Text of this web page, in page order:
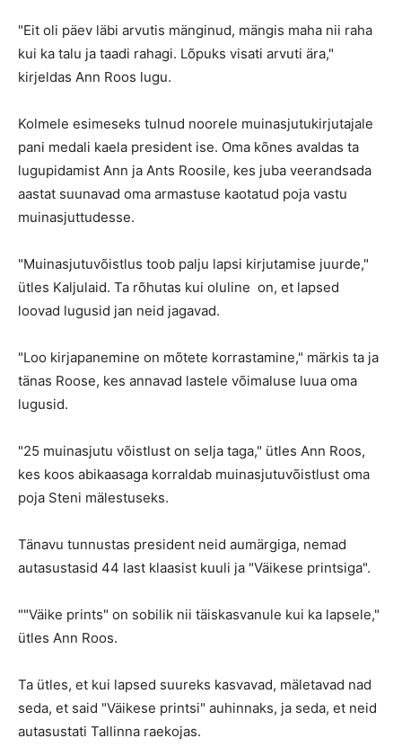
"Eit oli päev läbi arvutis mänginud, mängis maha nii raha
kui ka talu ja taadi rahagi. Lõpuks visati arvuti ära,"
kirjeldas Ann Roos lugu.
Kolmele esimeseks tulnud noorele muinasjutukirjutajale
pani medali kaela president ise. Oma kõnes avaldas ta
lugupidamist Ann ja Ants Roosile, kes juba veerandsada
aastat suunavad oma armastuse kaotatud poja vastu
muinasjuttudesse.
"Muinasjutuvõistlus toob palju lapsi kirjutamise juurde,"
ütles Kaljulaid. Ta rõhutas kui oluline on, et lapsed
loovad lugusid jan neid jagavad.
"Loo kirjapanemine on mõtete korrastamine," märkis ta ja
tänas Roose, kes annavad lastele võimaluse luua oma
lugusid.
"25 muinasjutu võistlust on selja taga," ütles Ann Roos,
kes koos abikaasaga korraldab muinasjutuvõistlust oma
poja Steni mälestuseks.
Tänavu tunnustas president neid aumärgiga, nemad
autasustasid 44 last klaasist kuuli ja "Väikese printsiga".
""Väike prints" on sobilik nii täiskasvanule kui ka lapsele,"
ütles Ann Roos.
Ta ütles, et kui lapsed suureks kasvavad, mäletavad nad
seda, et said "Väikese printsi" auhinnaks, ja seda, et neid
autasustati Tallinna raekojas.